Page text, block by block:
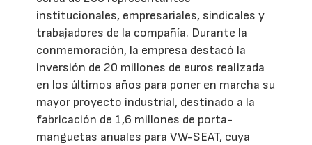
institucionales, empresariales, sindicales y
trabajadores de la compañía. Durante la
conmemoración, la empresa destacó la
inversión de 20 millones de euros realizada
en los últimos años para poner en marcha su
mayor proyecto industrial, destinado a la
fabricación de 1,6 millones de porta-
manguetas anuales para VW-SEAT, cuya